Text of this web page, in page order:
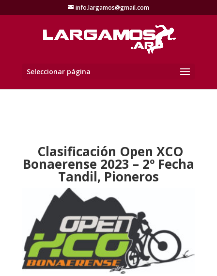
info.largamos@gmail.com
Seleccionar página
Clasificación Open XCO
Bonaerense 2023 – 2º Fecha
Tandil, Pioneros